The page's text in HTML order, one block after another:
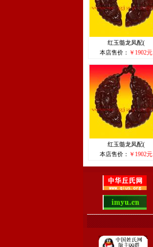
红玉髓龙凤配(
本店售价： ￥1902元
红玉髓龙凤配(
本店售价： ￥1902元